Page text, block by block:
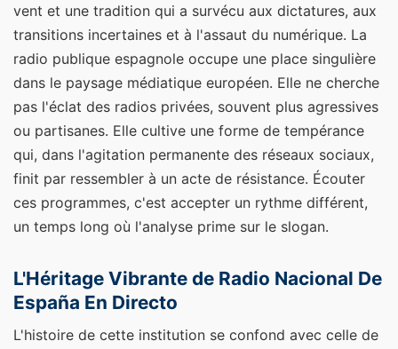
vent et une tradition qui a survécu aux dictatures, aux
transitions incertaines et à l'assaut du numérique. La
radio publique espagnole occupe une place singulière
dans le paysage médiatique européen. Elle ne cherche
pas l'éclat des radios privées, souvent plus agressives
ou partisanes. Elle cultive une forme de tempérance
qui, dans l'agitation permanente des réseaux sociaux,
finit par ressembler à un acte de résistance. Écouter
ces programmes, c'est accepter un rythme différent,
un temps long où l'analyse prime sur le slogan.
L'Héritage Vibrante de Radio Nacional De
España En Directo
L'histoire de cette institution se confond avec celle de